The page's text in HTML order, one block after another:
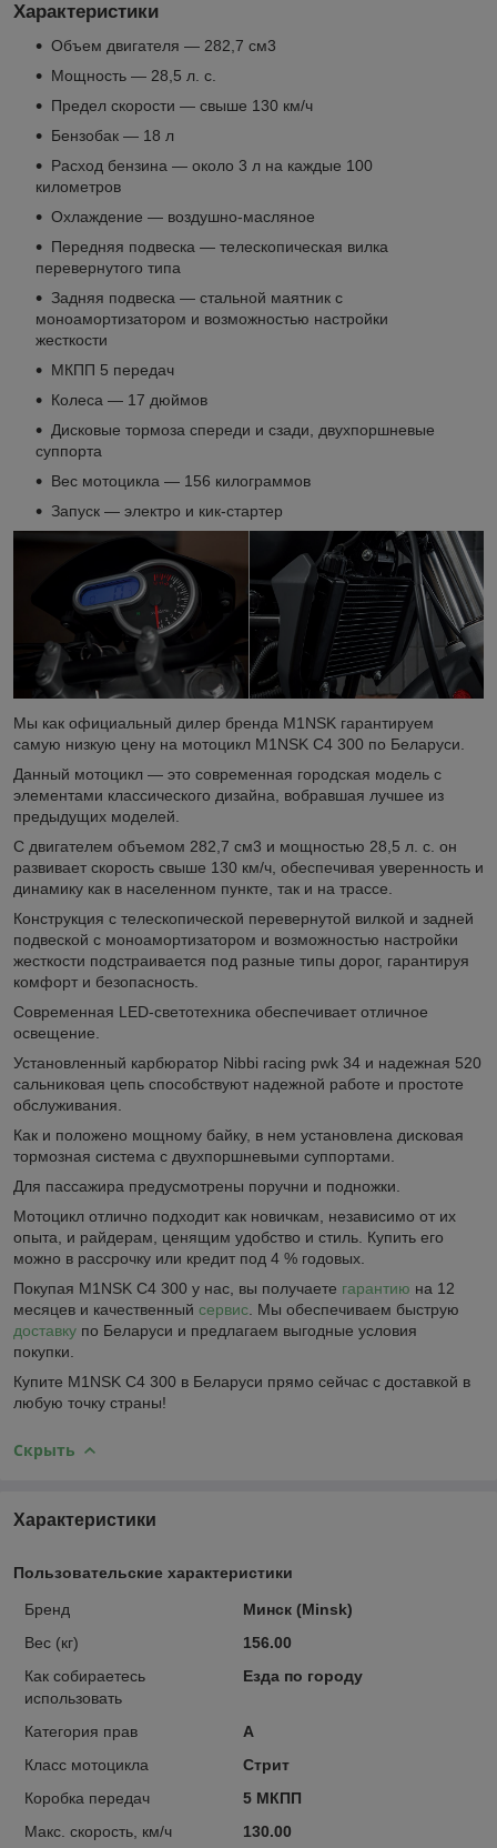
Характеристики
Объем двигателя — 282,7 см3
Мощность — 28,5 л. с.
Предел скорости — свыше 130 км/ч
Бензобак — 18 л
Расход бензина — около 3 л на каждые 100
километров
Охлаждение — воздушно-масляное
Передняя подвеска — телескопическая вилка
перевернутого типа
Задняя подвеска — стальной маятник с
моноамортизатором и возможностью настройки
жесткости
МКПП 5 передач
Колеса — 17 дюймов
Дисковые тормоза спереди и сзади, двухпоршневые
суппорта
Вес мотоцикла — 156 килограммов
Запуск — электро и кик-стартер
Мы как официальный дилер бренда M1NSK гарантируем
самую низкую цену на мотоцикл M1NSK C4 300 по Беларуси.
Данный мотоцикл — это современная городская модель с
элементами классического дизайна, вобравшая лучшее из
предыдущих моделей.
С двигателем объемом 282,7 см3 и мощностью 28,5 л. с. он
развивает скорость свыше 130 км/ч, обеспечивая уверенность и
динамику как в населенном пункте, так и на трассе.
Конструкция с телескопической перевернутой вилкой и задней
подвеской с моноамортизатором и возможностью настройки
жесткости подстраивается под разные типы дорог, гарантируя
комфорт и безопасность.
Современная LED-светотехника обеспечивает отличное
освещение.
Установленный карбюратор Nibbi racing pwk 34 и надежная 520
сальниковая цепь способствуют надежной работе и простоте
обслуживания.
Как и положено мощному байку, в нем установлена дисковая
тормозная система с двухпоршневыми суппортами.
Для пассажира предусмотрены поручни и подножки.
Мотоцикл отлично подходит как новичкам, независимо от их
опыта, и райдерам, ценящим удобство и стиль. Купить его
можно в рассрочку или кредит под 4 % годовых.
Покупая M1NSK C4 300 у нас, вы получаете гарантию на 12
месяцев и качественный сервис . Мы обеспечиваем быструю
доставку по Беларуси и предлагаем выгодные условия
покупки.
Купите M1NSK C4 300 в Беларуси прямо сейчас с доставкой в
любую точку страны!
Скрыть
Характеристики
Пользовательские характеристики
Бренд
Минск (Minsk)
Вес (кг)
156.00
Как собираетесь
использовать
Езда по городу
Категория прав
A
Класс мотоцикла
Стрит
Коробка передач
5 МКПП
Макс. скорость, км/ч
130.00